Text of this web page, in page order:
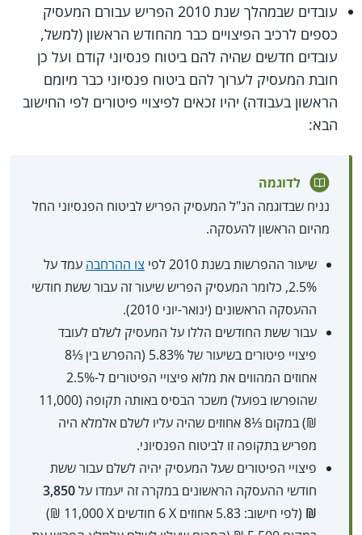
עובדים שבמהלך שנת 2010 הפריש עבורם המעסיק
כספים לרכיב הפיצויים כבר מהחודש הראשון (למשל,
עובדים חדשים שהיה להם ביטוח פנסיוני קודם ועל כן
חובת המעסיק לערוך להם ביטוח פנסיוני כבר מיומם
הראשון בעבודה) יהיו זכאים לפיצויי פיטורים לפי החישוב
הבא:
לדוגמה
נניח שבדוגמה הנ"ל המעסיק הפריש לביטוח הפנסיוני החל
מהיום הראשון להעסקה.
שיעור ההפרשות בשנת 2010 לפי
צו ההרחבה עמד על
2.5%, כלומר המעסיק הפריש שיעור זה עבור ששת חודשי
ההעסקה הראשונים (ינואר-יוני 2010).
עבור ששת החודשים הללו על המעסיק לשלם לעובד
פיצויי פיטורים בשיעור של 5.83% (ההפרש בין ⅓8
אחוזים המהווים את מלוא פיצויי הפיטורים ל-2.5%
שהופרשו בפועל) משכר הבסיס באותה תקופה (11,000
₪) במקום ⅓8 אחוזים שהיה עליו לשלם אלמלא היה
מפריש בתקופה זו לביטוח הפנסיוני.
פיצויי הפיטורים שעל המעסיק יהיה לשלם עבור ששת
חודשי ההעסקה הראשונים במקרה זה יעמדו על3,850
₪
(לפי חישוב: 5.83 אחוזים X‏ 6 חודשים X‏ 11,000 ₪)